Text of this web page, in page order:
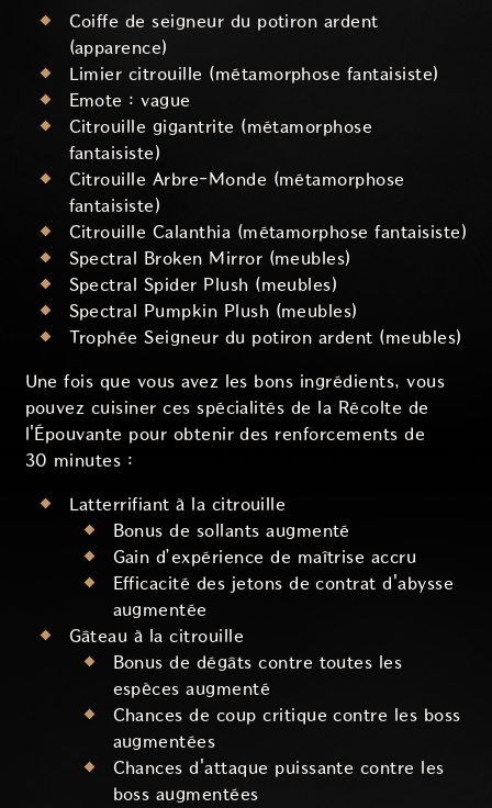
Coiffe de seigneur du potiron ardent
(apparence)
Limier citrouille (métamorphose fantaisiste)
Emote : vague
Citrouille gigantrite (métamorphose
fantaisiste)
Citrouille Arbre-Monde (métamorphose
fantaisiste)
Citrouille Calanthia (métamorphose fantaisiste)
Spectral Broken Mirror (meubles)
Spectral Spider Plush (meubles)
Spectral Pumpkin Plush (meubles)
Trophée Seigneur du potiron ardent (meubles)
Une fois que vous avez les bons ingrédients, vous
pouvez cuisiner ces spécialités de la Récolte de
l'Épouvante pour obtenir des renforcements de
30 minutes :
Latterrifiant à la citrouille
Bonus de sollants augmenté
Gain d’expérience de maîtrise accru
Efficacité des jetons de contrat d'abysse
augmentée
Gâteau à la citrouille
Bonus de dégâts contre toutes les
espèces augmenté
Chances de coup critique contre les boss
augmentées
Chances d'attaque puissante contre les
boss augmentées